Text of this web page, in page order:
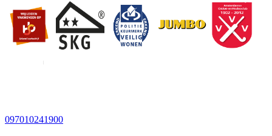
097010241900